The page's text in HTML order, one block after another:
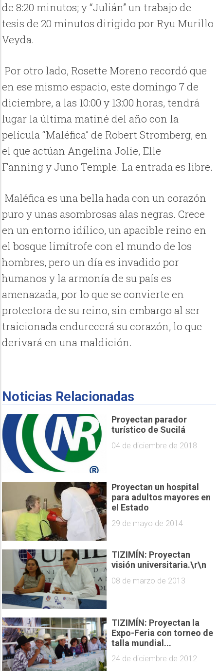
de 8:20 minutos; y “Julián” un trabajo de
tesis de 20 minutos dirigido por Ryu Murillo
Veyda.
Por otro lado, Rosette Moreno recordó que
en ese mismo espacio, este domingo 7 de
diciembre, a las 10:00 y 13:00 horas, tendrá
lugar la última matiné del año con la
película “Maléfica” de Robert Stromberg, en
el que actúan Angelina Jolie, Elle
Fanning y Juno Temple. La entrada es libre.
Maléfica es una bella hada con un corazón
puro y unas asombrosas alas negras. Crece
en un entorno idílico, un apacible reino en
el bosque limítrofe con el mundo de los
hombres, pero un día es invadido por
humanos y la armonía de su país es
amenazada, por lo que se convierte en
protectora de su reino, sin embargo al ser
traicionada endurecerá su corazón, lo que
derivará en una maldición.
Noticias Relacionadas
Proyectan parador
turístico de Sucilá
04 de diciembre de 2018
Proyectan un hospital
para adultos mayores en
el Estado
29 de mayo de 2014
TIZIMÍN: Proyectan
visión universitaria.\r\n
08 de marzo de 2013
TIZIMÍN: Proyectan la
Expo-Feria con torneo de
talla mundial...
24 de diciembre de 2012